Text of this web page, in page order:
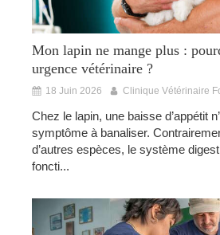
Mon lapin ne mange plus :
urgence vétérinaire ?
18 Juin 2026 Clinique Vétérinaire
Chez le lapin, une baisse d’appétit
symptôme à banaliser.
d’autres espèces, le système
foncti...